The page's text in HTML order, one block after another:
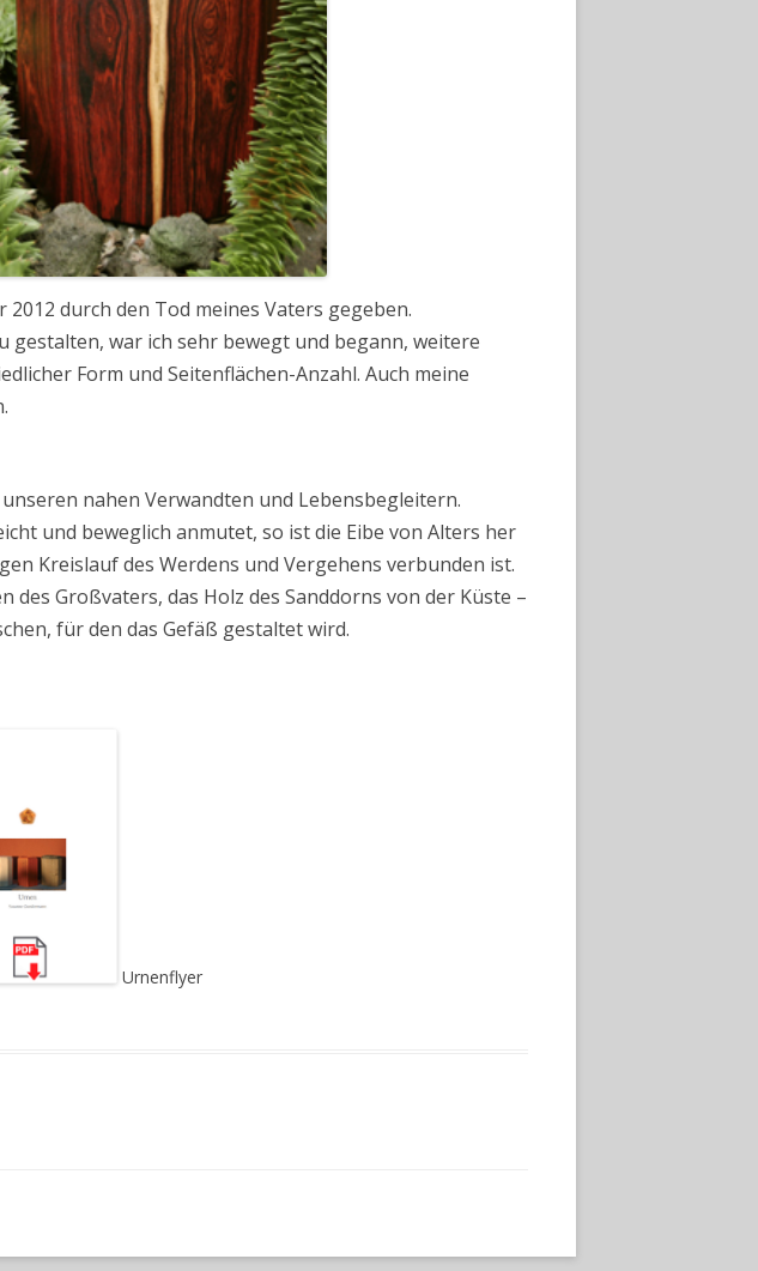
durch den Tod meines Vaters gegeben.
gestalten, war ich sehr bewegt und begann, weitere
Form und Seitenflächen-Anzahl. Auch meine
nahen Verwandten und Lebensbegleitern.
und beweglich anmutet, so ist die Eibe von Alters her
Kreislauf des Werdens und Vergehens verbunden ist.
des Großvaters, das Holz des Sanddorns von der Küste –
für den das Gefäß gestaltet wird.
Urnenflyer